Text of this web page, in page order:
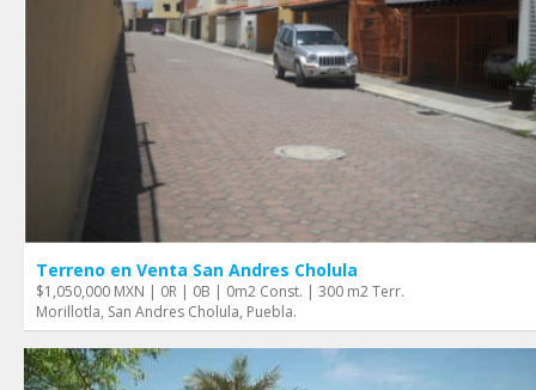
Terreno en Venta San Andres Cholula
$1,050,000 MXN | 0R | 0B | 0m2 Const. | 300 m2 Terr.
Morillotla, San Andres Cholula, Puebla.